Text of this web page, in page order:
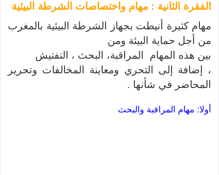
الفقرة الثانية : مهام واختصاصات الشرطة البيئية
مهام كثيرة أنيطت بجهاز الشرطة البيئية بالمغرب
من أجل حماية البيئة ومن
بين هذه المهام
المراقبة، البحث ، التفتيش
، إضافة إلى التحري ومعاينة المخالفات وتحرير
المحاضر في شأنها .
أولا: مهام المراقبة والبحث